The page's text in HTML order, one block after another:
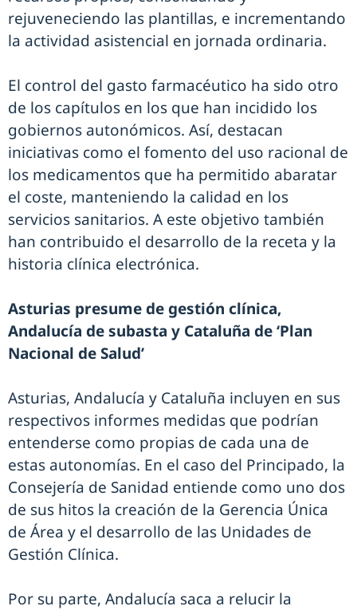
rejuveneciendo las plantillas, e incrementando
la actividad asistencial en jornada ordinaria.
El control del gasto farmacéutico ha sido otro
de los capítulos en los que han incidido los
gobiernos autonómicos. Así, destacan
iniciativas como el fomento del uso racional de
los medicamentos que ha permitido abaratar
el coste, manteniendo la calidad en los
servicios sanitarios. A este objetivo también
han contribuido el desarrollo de la receta y la
historia clínica electrónica.
Asturias presume de gestión clínica,
Andalucía de subasta y Cataluña de ‘Plan
Nacional de Salud’
Asturias, Andalucía y Cataluña incluyen en sus
respectivos informes medidas que podrían
entenderse como propias de cada una de
estas autonomías. En el caso del Principado, la
Consejería de Sanidad entiende como uno dos
de sus hitos la creación de la Gerencia Única
de Área y el desarrollo de las Unidades de
Gestión Clínica.
Por su parte, Andalucía saca a relucir la